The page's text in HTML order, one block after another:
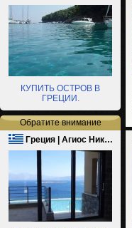
КУПИТЬ ОСТРОВ В
ГРЕЦИИ.
Обратите внимание
Греция | Агиос Ник…